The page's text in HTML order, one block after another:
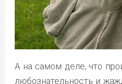
А на самом деле, что
любознательность и